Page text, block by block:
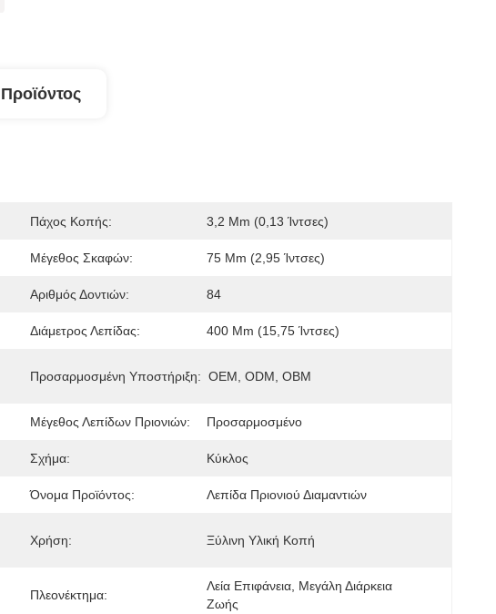
Πάχος Κοπής: 3,2 Mm (0,13 Ίντσες)
Μέγεθος Σκαφών: 75 Mm (2,95 Ίντσες)
Αριθμός Δοντιών: 84
Διάμετρος Λεπίδας: 400 Mm (15,75 Ίντσες)
Προσαρμοσμένη Υποστήριξη: OEM, ODM, OBM
Μέγεθος Λεπίδων Πριονιών: Προσαρμοσμένο
Σχήμα: Κύκλος
Όνομα Προϊόντος: Λεπίδα Πριονιού Διαμαντιών
Χρήση: Ξύλινη Υλική Κοπή
Πλεονέκτημα:
Λεία Επιφάνεια, Μεγάλη Διάρκεια
Ζωής